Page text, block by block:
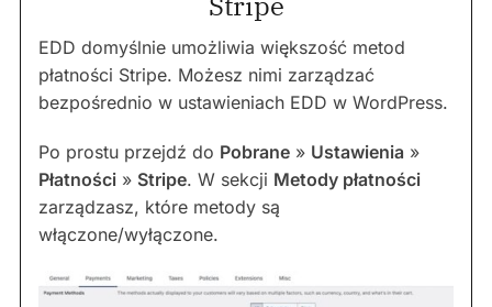
EDD domyślnie umożliwia większość metod
płatności Stripe. Możesz nimi zarządzać
bezpośrednio w ustawieniach EDD w WordPress.
Po prostu przejdź do Pobrane » Ustawienia »
Płatności » Stripe. W sekcji Metody płatności
zarządzasz, które metody są
włączone/wyłączone.